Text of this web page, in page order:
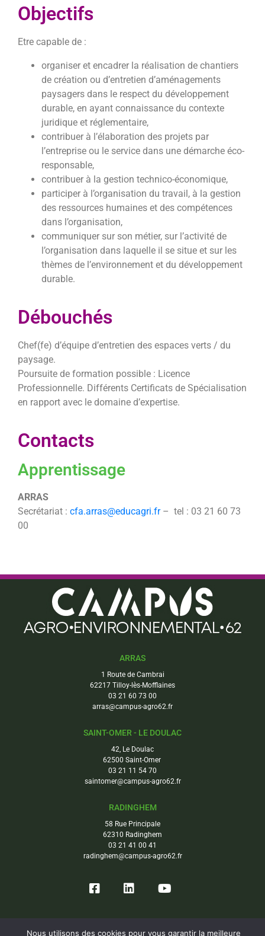
Objectifs
Etre capable de :
organiser et encadrer la réalisation de chantiers
de création ou d’entretien d’aménagements
paysagers dans le respect du développement
durable, en ayant connaissance du contexte
juridique et réglementaire,
contribuer à l’élaboration des projets par
l’entreprise ou le service dans une démarche éco-
responsable,
contribuer à la gestion technico-économique,
participer à l’organisation du travail, à la gestion
des ressources humaines et des compétences
dans l’organisation,
communiquer sur son métier, sur l’activité de
l’organisation dans laquelle il se situe et sur les
thèmes de l’environnement et du développement
durable.
Débouchés
Chef(fe) d’équipe d’entretien des espaces verts / du
paysage.
Poursuite de formation possible : Licence
Professionnelle. Différents Certificats de Spécialisation
en rapport avec le domaine d’expertise.
Contacts
Apprentissage
ARRAS
Secrétariat : cfa.arras@educagri.fr– tel : 03 21 60 73
00
ARRAS
1 Route de Cambrai
62217 Tilloy-lès-Mofflaines
03 21 60 73 00
arras@campus-agro62.fr
SAINT-OMER - LE DOULAC
42, Le Doulac
62500 Saint-Omer
03 21 11 54 70
saintomer@campus-agro62.fr
RADINGHEM
58 Rue Principale
62310 Radinghem
03 21 41 00 41
radinghem@campus-agro62.fr
Nous utilisons des cookies pour vous garantir la meilleure